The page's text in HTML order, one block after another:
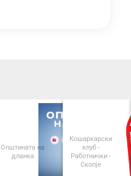
Општината на
дланка
Кошаркарски
клуб -
Работнички -
Скопје